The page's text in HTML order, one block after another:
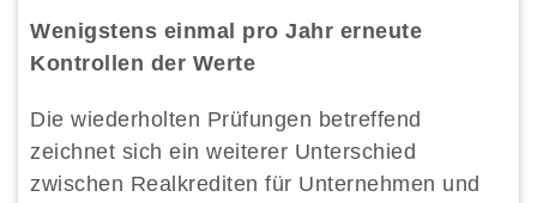
Wenigstens einmal pro Jahr erneute
Kontrollen der Werte
Die wiederholten Prüfungen betreffend
zeichnet sich ein weiterer Unterschied
zwischen Realkrediten für Unternehmen und